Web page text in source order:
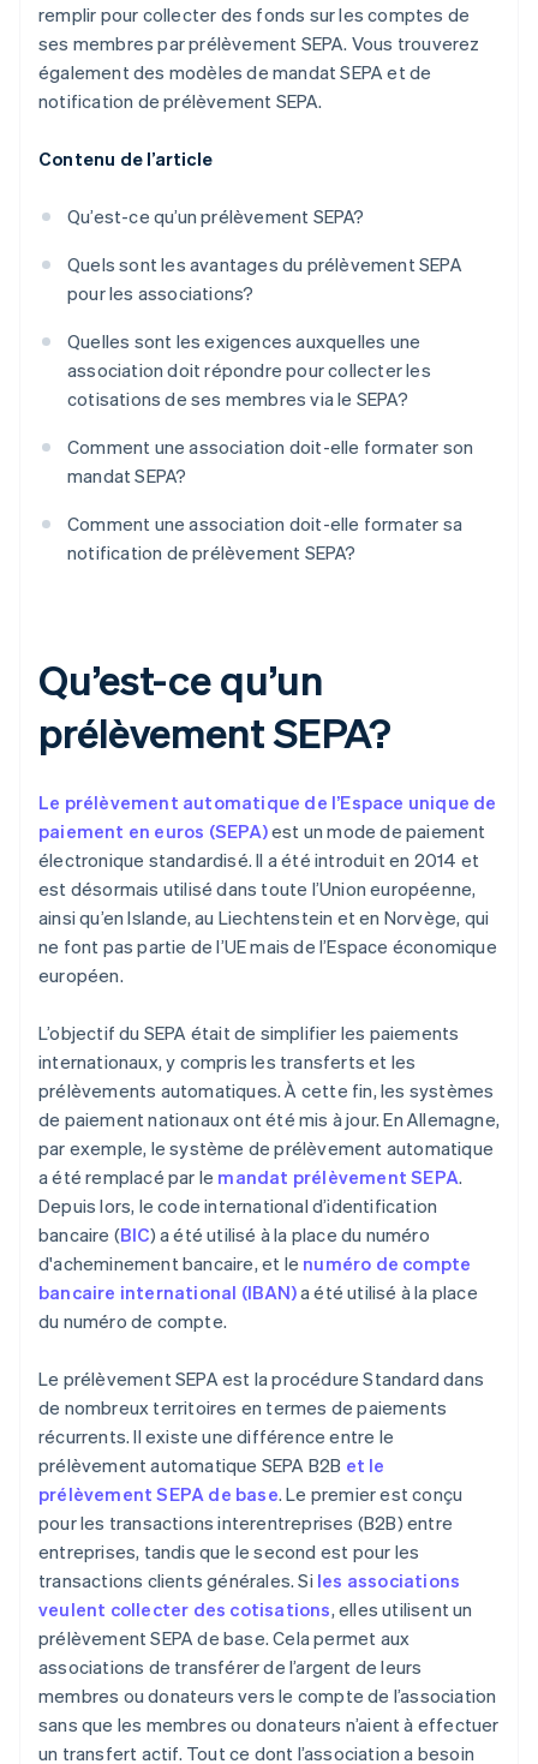
remplir pour collecter des fonds sur les comptes de
ses membres par prélèvement SEPA. Vous trouverez
également des modèles de mandat SEPA et de
notification de prélèvement SEPA.
Contenu de l’article
Qu’est-ce qu’un prélèvement SEPA?
Quels sont les avantages du prélèvement SEPA
pour les associations?
Quelles sont les exigences auxquelles une
association doit répondre pour collecter les
cotisations de ses membres via le SEPA?
Comment une association doit-elle formater son
mandat SEPA?
Comment une association doit-elle formater sa
notification de prélèvement SEPA?
Qu’est-ce qu’un
prélèvement SEPA?
Le prélèvement automatique de l’Espace unique de
paiement en euros (SEPA)est un mode de paiement
électronique standardisé. Il a été introduit en 2014 et
est désormais utilisé dans toute l’Union européenne,
ainsi qu’en Islande, au Liechtenstein et en Norvège, qui
ne font pas partie de l’UE mais de l’Espace économique
européen.
L’objectif du SEPA était de simplifier les paiements
internationaux, y compris les transferts et les
prélèvements automatiques. À cette fin, les systèmes
de paiement nationaux ont été mis à jour. En Allemagne,
par exemple, le système de prélèvement automatique
a été remplacé par le mandat prélèvement SEPA.
Depuis lors, le code international d’identification
bancaire (BIC) a été utilisé à la place du numéro
d'acheminement bancaire, et le numéro de compte
bancaire international (IBAN)a été utilisé à la place
du numéro de compte.
Le prélèvement SEPA est la procédure Standard dans
de nombreux territoires en termes de paiements
récurrents. Il existe une différence entre le
prélèvement automatique SEPA B2B et le
prélèvement SEPA de base. Le premier est conçu
pour les transactions interentreprises (B2B) entre
entreprises, tandis que le second est pour les
transactions clients générales. Si les associations
veulent collecter des cotisations, elles utilisent un
prélèvement SEPA de base. Cela permet aux
associations de transférer de l’argent de leurs
membres ou donateurs vers le compte de l’association
sans que les membres ou donateurs n’aient à effectuer
un transfert actif. Tout ce dont l’association a besoin